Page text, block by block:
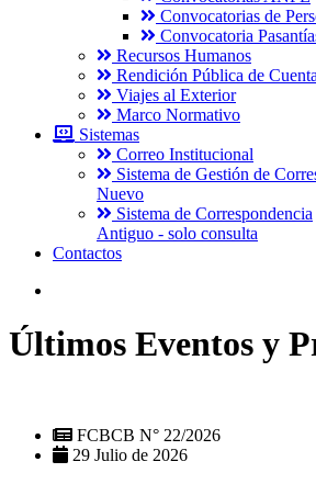
Convocatorias de
Convocatoria
Recursos Humanos
Rendición Pública de
Viajes al Exterior
Marco Normativo
Sistemas
Correo Institucional
Sistema de Gestión de
Nuevo
Sistema de Correspondencia
Antiguo - solo consulta
Contactos
Últimos Eventos y
FCBCB N° 22/2026
29 Julio de 2026